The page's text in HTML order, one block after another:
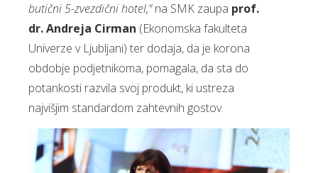
butični 5-zvezdični hotel,"na SMK zaupa prof.
dr. Andreja Cirman (Ekonomska fakulteta
Univerze v Ljubljani) ter dodaja, da je korona
obdobje podjetnikoma, pomagala, da sta do
potankosti razvila svoj produkt, ki ustreza
najvišjim standardom zahtevnih gostov.